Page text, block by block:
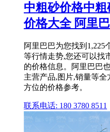
中粗砂价格中粗
价格大全 阿里
阿里巴巴为您找到1,225
等行情走势,您还可以找
的价格信息。阿里巴巴
主营产品,图片,销量等
方位的价格参考。
联系电话: 180 3780 8511